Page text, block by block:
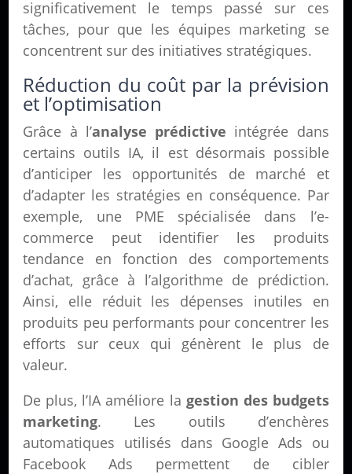
significativement le temps passé sur ces
tâches, pour que les équipes marketing se
concentrent sur des initiatives stratégiques.
Réduction du coût par la prévision
et l’optimisation
Grâce à l’analyse prédictive intégrée dans
certains outils IA, il est désormais possible
d’anticiper les opportunités de marché et
d’adapter les stratégies en conséquence. Par
exemple, une PME spécialisée dans l’e-
commerce peut identifier les produits
tendance en fonction des comportements
d’achat, grâce à l’algorithme de prédiction.
Ainsi, elle réduit les dépenses inutiles en
produits peu performants pour concentrer les
efforts sur ceux qui génèrent le plus de
valeur.
De plus, l’IA améliore la gestion des budgets
marketing. Les outils d’enchères
automatiques utilisés dans Google Ads ou
Facebook Ads permettent de cibler